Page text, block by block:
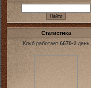
Статистика
Клуб работает 6670-й день